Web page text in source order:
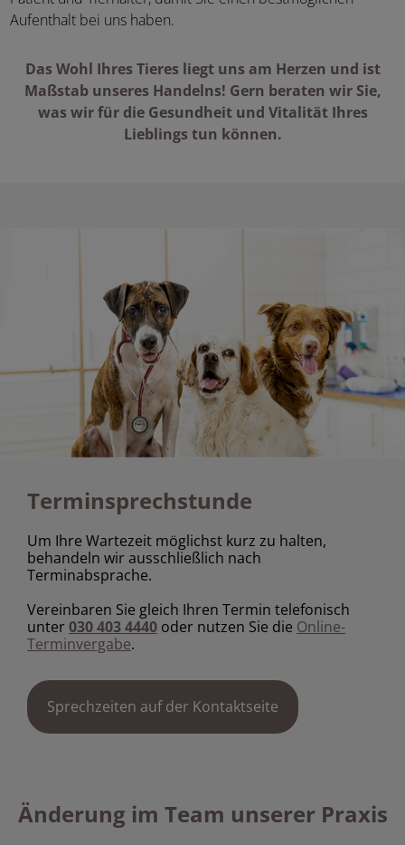
Aufenthalt bei uns haben.
Das Wohl Ihres Tieres liegt uns am Herzen und ist
Maßstab unseres Handelns! Gern beraten wir Sie,
was wir für die Gesundheit und Vitalität Ihres
Lieblings tun können.
Terminsprechstunde
Um Ihre Wartezeit möglichst kurz zu halten,
behandeln wir ausschließlich nach
Terminabsprache.
Vereinbaren Sie gleich Ihren Termin telefonisch
unter 030 403 4440 oder nutzen Sie die Online-
Terminvergabe.
Sprechzeiten auf der Kontaktseite
Änderung im Team unserer Praxis